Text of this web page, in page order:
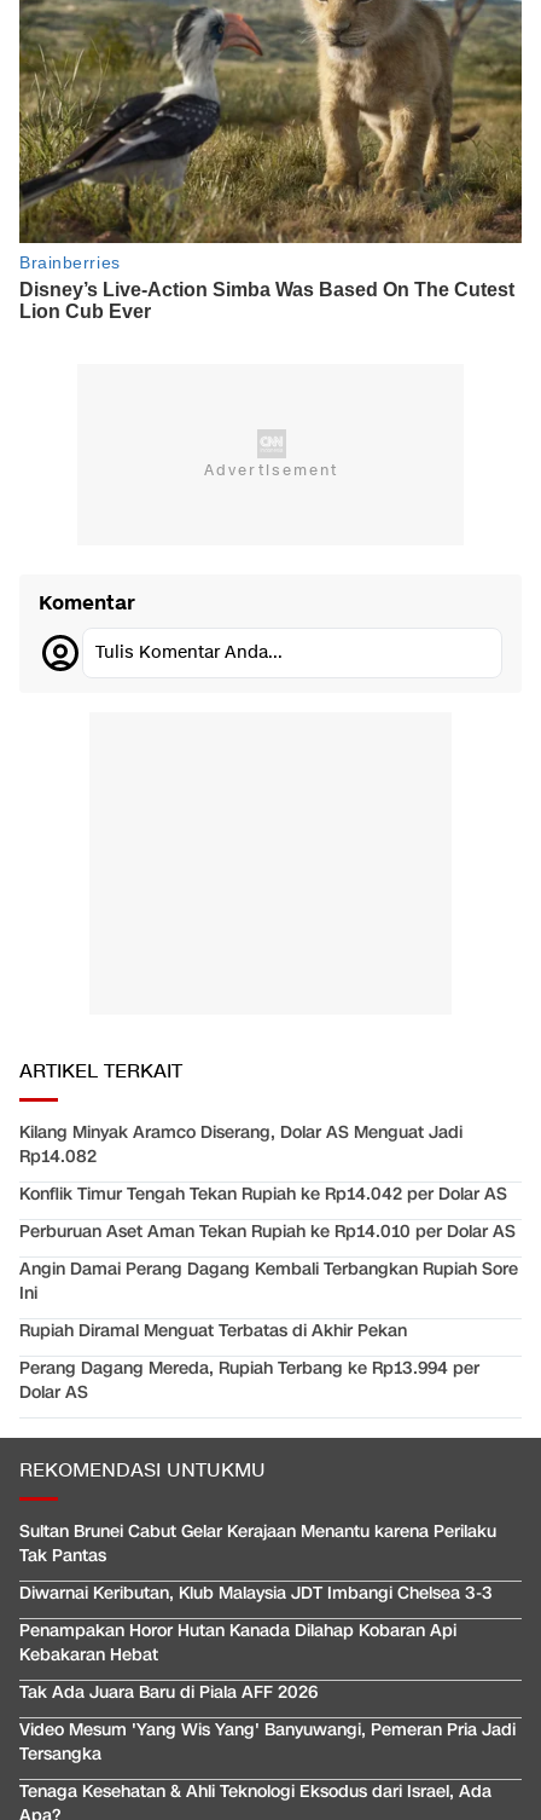
Komentar
Tulis Komentar Anda...
ARTIKEL TERKAIT
Kilang Minyak Aramco Diserang, Dolar AS Menguat Jadi
Rp14.082
Konflik Timur Tengah Tekan Rupiah ke Rp14.042 per Dolar AS
Perburuan Aset Aman Tekan Rupiah ke Rp14.010 per Dolar AS
Angin Damai Perang Dagang Kembali Terbangkan Rupiah Sore
Ini
Rupiah Diramal Menguat Terbatas di Akhir Pekan
Perang Dagang Mereda, Rupiah Terbang ke Rp13.994 per
Dolar AS
REKOMENDASI UNTUKMU
Sultan Brunei Cabut Gelar Kerajaan Menantu karena Perilaku
Tak Pantas
Diwarnai Keributan, Klub Malaysia JDT Imbangi Chelsea 3-3
Penampakan Horor Hutan Kanada Dilahap Kobaran Api
Kebakaran Hebat
Tak Ada Juara Baru di Piala AFF 2026
Video Mesum 'Yang Wis Yang' Banyuwangi, Pemeran Pria Jadi
Tersangka
Tenaga Kesehatan & Ahli Teknologi Eksodus dari Israel, Ada